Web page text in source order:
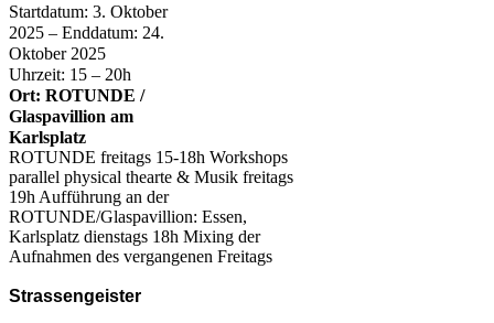
Startdatum: 3. Oktober
2025 – Enddatum: 24.
Oktober 2025
Uhrzeit: 15 – 20h
Ort: ROTUNDE /
Glaspavillion am
Karlsplatz
ROTUNDE freitags 15-18h Workshops
parallel physical thearte & Musik freitags
19h Aufführung an der
ROTUNDE/Glaspavillion: Essen,
Karlsplatz dienstags 18h Mixing der
Aufnahmen des vergangenen Freitags
Strassengeister